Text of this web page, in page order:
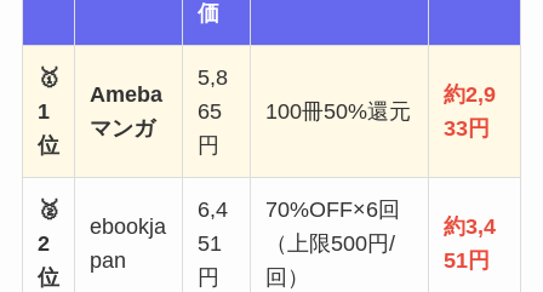
価
🥇
1
位
Ameba
マンガ
5,8
65
円
100冊50%還元
約2,9
33円
🥈
2
位
ebookja
pan
6,4
51
円
70%OFF×6回
（上限500円/
回）
約3,4
51円